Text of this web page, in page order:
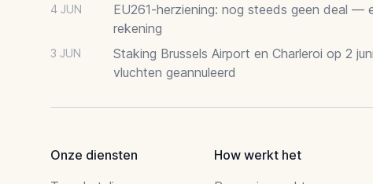
4 JUN
EU261-herziening: nog steeds geen deal —
rekening
3 JUN
Staking Brussels Airport en Charleroi op 2
vluchten geannuleerd
Onze diensten
How werkt het